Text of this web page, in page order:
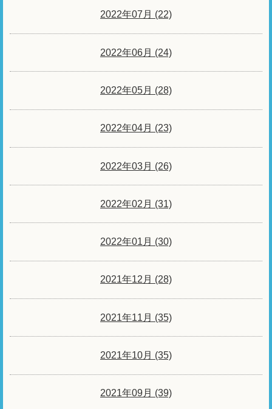
2022年07月 (22)
2022年06月 (24)
2022年05月 (28)
2022年04月 (23)
2022年03月 (26)
2022年02月 (31)
2022年01月 (30)
2021年12月 (28)
2021年11月 (35)
2021年10月 (35)
2021年09月 (39)